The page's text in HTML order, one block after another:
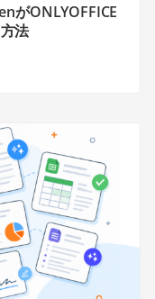
がONLYOFFICE
法